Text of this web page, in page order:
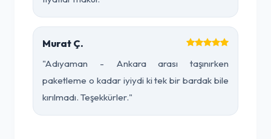
Murat Ç.
"Adıyaman - Ankara arası taşınırken
paketleme o kadar iyiydi ki tek bir bardak bile
kırılmadı. Teşekkürler."